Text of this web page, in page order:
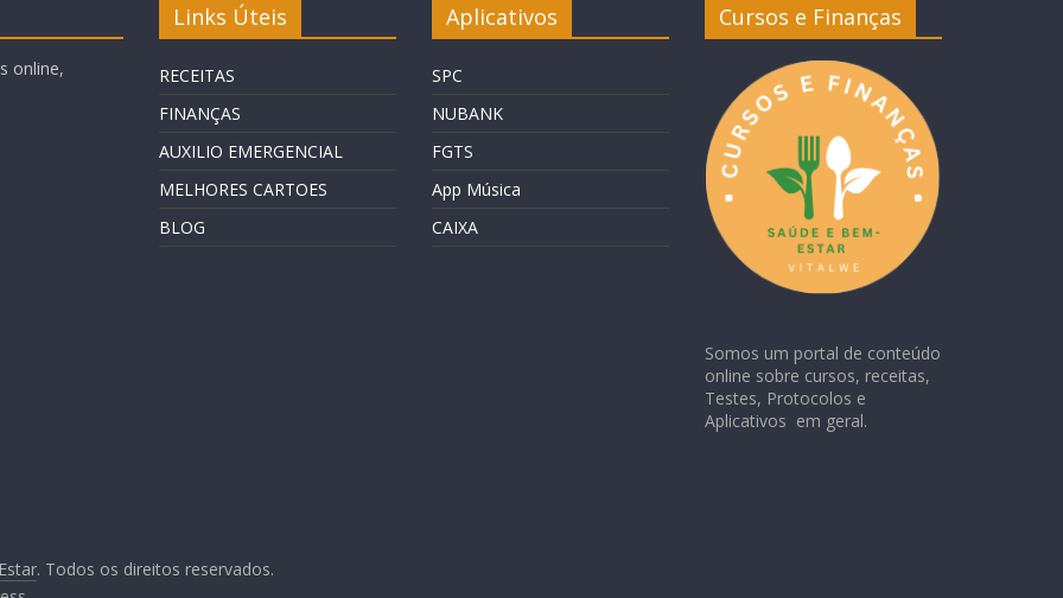
online,
Links Úteis
RECEITAS
FINANÇAS
AUXILIO EMERGENCIAL
MELHORES CARTOES
BLOG
Aplicativos
SPC
NUBANK
FGTS
App Música
CAIXA
Cursos e Finanças
Somos um portal de conteúdo
online sobre cursos, receitas,
Testes, Protocolos e
Aplicativos em geral.
. Todos os direitos reservados.